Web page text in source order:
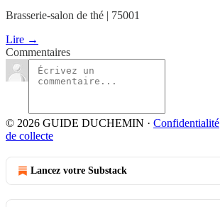
Brasserie-salon de thé | 75001
Lire →
Commentaires
© 2026 GUIDE DUCHEMIN · Confidentialité
de collecte
Lancez votre Substack